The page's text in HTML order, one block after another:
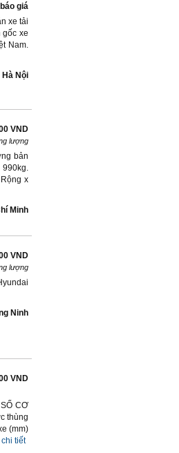
giá
xe tải
gốc xe
Nam.
Hà Nội
VND
lượng
bản
990kg.
x
Minh
VND
lượng
Ninh
VND
CƠ
thùng
(mm)
chi tiết